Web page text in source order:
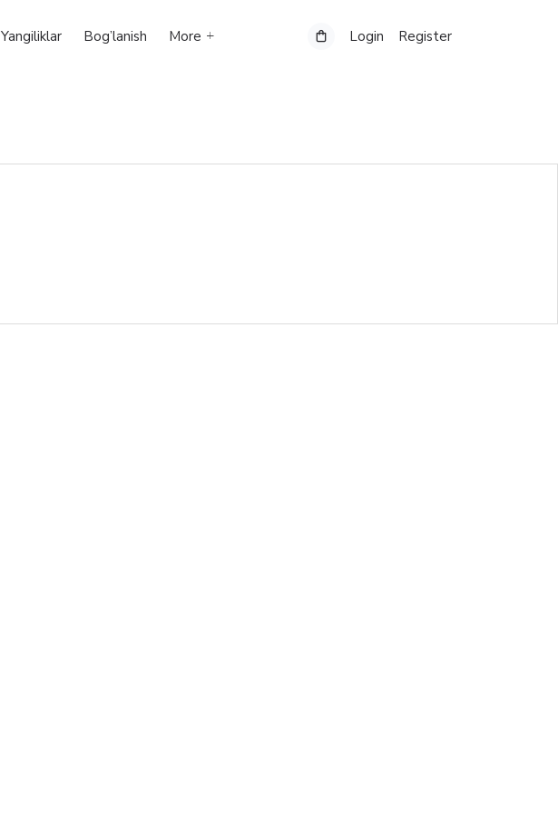
Yangiliklar Bog’lanish More Login Register